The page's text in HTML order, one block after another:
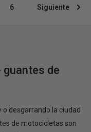
6 Siguiente
de
o desgarrando la ciudad
de motocicletas son